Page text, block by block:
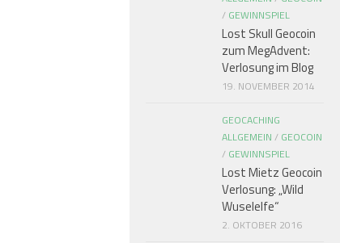
/ GEWINNSPIEL
Lost Skull Geocoin
zum MegAdvent:
Verlosung im Blog
19. NOVEMBER 2014
GEOCACHING
ALLGEMEIN / GEOCOIN
/ GEWINNSPIEL
Lost Mietz Geocoin
Verlosung: „Wild
Wuselelfe“
2. OKTOBER 2016